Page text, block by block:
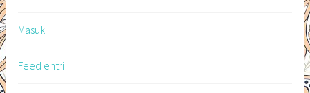
Masuk
Feed entri